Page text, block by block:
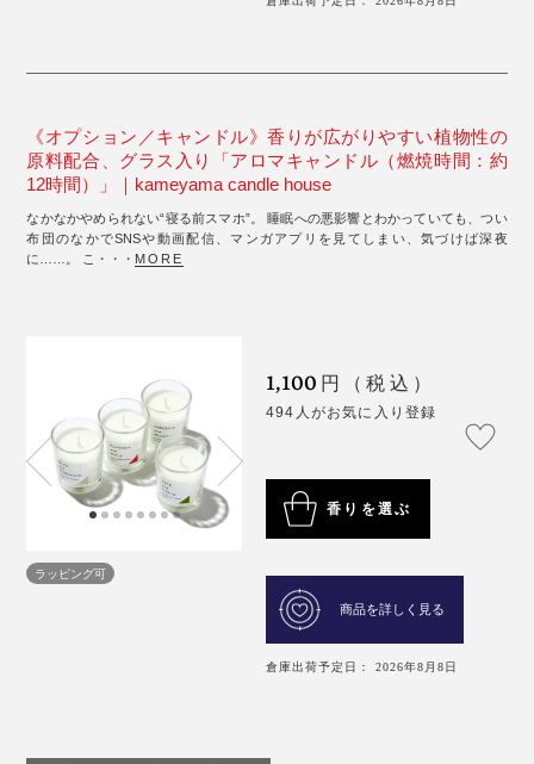
《オプション／キャンドル》香りが広がりやすい植物性の
原料配合、グラス入り「アロマキャンドル（燃焼時間：約
12時間）」｜kameyama candle house
なかなかやめられない“寝る前スマホ”。 睡眠への悪影響とわかっていても、つい
布団のなかでSNSや動画配信、マンガアプリを見てしまい、気づけば深夜
に……。 こ・・・ MORE
ラッピング可
1,100 円（税込）
494人がお気に入り登録
香りを選ぶ
商品を詳しく見る
倉庫出荷予定日： 2026年8月8日